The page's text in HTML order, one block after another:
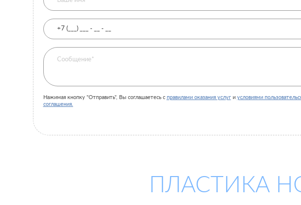
Нажимая кнопку "Отправить", Вы соглашаетесь с правилами оказания услуги условиями
соглашения.
ПЛАСТИКА